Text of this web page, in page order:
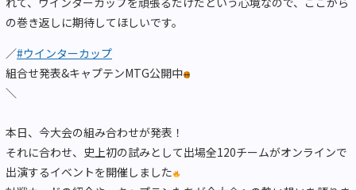
の巻き返しに期待してほしいです。
／#ウインターカップ
組合せ発表&キャプテンMTG公開中
＼
本日、今大会の組み合わせが発表！
それに合わせ、史上初の試みとして出場全120チームがオンラインで
出演するイベントを開催しました